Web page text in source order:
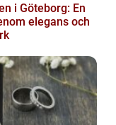
i Göteborg: En
elegans och